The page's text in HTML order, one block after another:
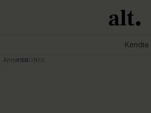
Kendte
Annonce